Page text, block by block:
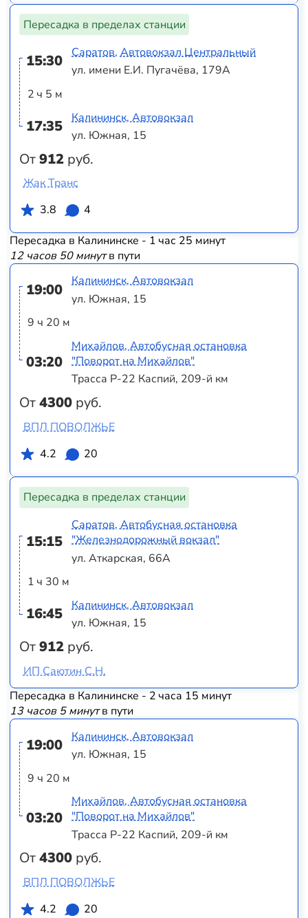
Пересадка в пределах станции
15:30
2 ч 5 м
17:35
От912 руб.
Саратов, Автовокзал Центральный
ул. имени Е.И. Пугачёва, 179А
Калининск, Автовокзал
ул. Южная, 15
Жак Транс
3.8
4
Пересадка в Калининске - 1 час 25 минут
12 часов 50 минутв пути
19:00
9 ч 20 м
03:20
От4300 руб.
Калининск, Автовокзал
ул. Южная, 15
Михайлов, Автобусная остановка
"Поворот на Михайлов"
Трасса Р-22 Каспий, 209-й км
ВПЛ ПОВОЛЖЬЕ
4.2
20
Пересадка в пределах станции
15:15
1 ч 30 м
16:45
От912 руб.
Саратов, Автобусная остановка
"Железнодорожный вокзал"
ул. Аткарская, 66А
Калининск, Автовокзал
ул. Южная, 15
ИП Саютин С.Н.
Пересадка в Калининске - 2 часа 15 минут
13 часов 5 минутв пути
19:00
9 ч 20 м
03:20
От4300 руб.
Калининск, Автовокзал
ул. Южная, 15
Михайлов, Автобусная остановка
"Поворот на Михайлов"
Трасса Р-22 Каспий, 209-й км
ВПЛ ПОВОЛЖЬЕ
4.2
20